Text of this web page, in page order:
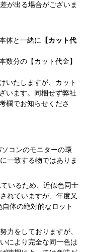
が出る場合がございま
体と一緒に
【カット代
分の【カット代金】
いたしますが、カット
います。同梱せず弊社
欄でお知らせくださ
コンのモニターの環
一致する物ではありま
いるため、近似色同士
れていますが、年度又
体の絶対的なロット
力をしておりますが、
により完全な同一色は